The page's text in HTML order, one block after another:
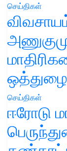
செய்திகள்
செய்திகள்
ஈரோடு